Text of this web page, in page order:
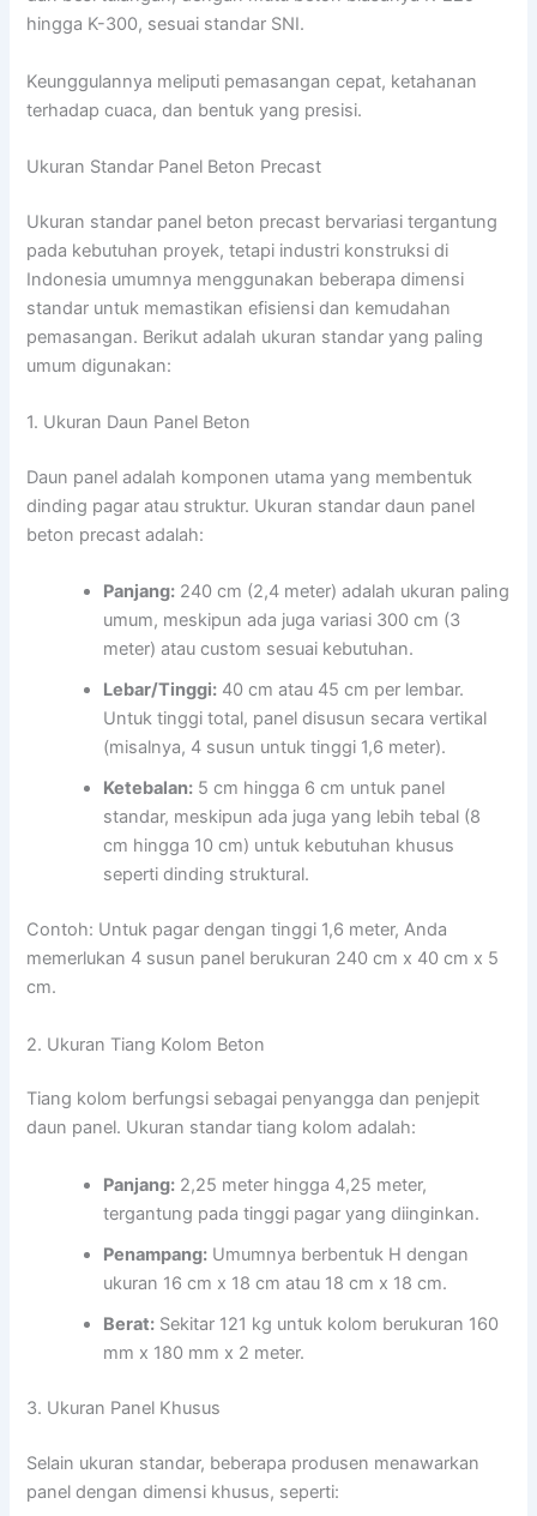
hingga K-300, sesuai standar SNI.
Keunggulannya meliputi pemasangan cepat, ketahanan
terhadap cuaca, dan bentuk yang presisi.
Ukuran Standar Panel Beton Precast
Ukuran standar panel beton precast bervariasi tergantung
pada kebutuhan proyek, tetapi industri konstruksi di
Indonesia umumnya menggunakan beberapa dimensi
standar untuk memastikan efisiensi dan kemudahan
pemasangan. Berikut adalah ukuran standar yang paling
umum digunakan:
1. Ukuran Daun Panel Beton
Daun panel adalah komponen utama yang membentuk
dinding pagar atau struktur. Ukuran standar daun panel
beton precast adalah:
Panjang: 240 cm (2,4 meter) adalah ukuran paling
umum, meskipun ada juga variasi 300 cm (3
meter) atau custom sesuai kebutuhan.
Lebar/Tinggi: 40 cm atau 45 cm per lembar.
Untuk tinggi total, panel disusun secara vertikal
(misalnya, 4 susun untuk tinggi 1,6 meter).
Ketebalan: 5 cm hingga 6 cm untuk panel
standar, meskipun ada juga yang lebih tebal (8
cm hingga 10 cm) untuk kebutuhan khusus
seperti dinding struktural.
Contoh: Untuk pagar dengan tinggi 1,6 meter, Anda
memerlukan 4 susun panel berukuran 240 cm x 40 cm x 5
cm.
2. Ukuran Tiang Kolom Beton
Tiang kolom berfungsi sebagai penyangga dan penjepit
daun panel. Ukuran standar tiang kolom adalah:
Panjang: 2,25 meter hingga 4,25 meter,
tergantung pada tinggi pagar yang diinginkan.
Penampang: Umumnya berbentuk H dengan
ukuran 16 cm x 18 cm atau 18 cm x 18 cm.
Berat: Sekitar 121 kg untuk kolom berukuran 160
mm x 180 mm x 2 meter.
3. Ukuran Panel Khusus
Selain ukuran standar, beberapa produsen menawarkan
panel dengan dimensi khusus, seperti: